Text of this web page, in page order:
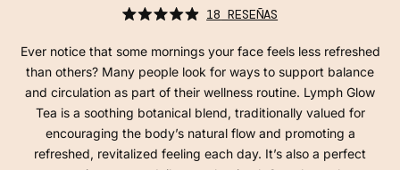
de
5
estrellas
18 RESEÑASclic
desplazarte
a
reseñas
Ever notice that some mornings your face feels less refreshed
than others? Many people look for ways to support balance
and circulation as part of their wellness routine. Lymph Glow
Tea is a soothing botanical blend, traditionally valued for
encouraging the body’s natural flow and promoting a
refreshed, revitalized feeling each day. It’s also a perfect